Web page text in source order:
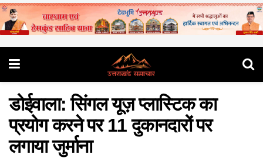
डोईवाला: सिंगल यूज़ प्लास्टिक का
प्रयोग करने पर 11 दुकानदारों पर
लगाया जुर्माना